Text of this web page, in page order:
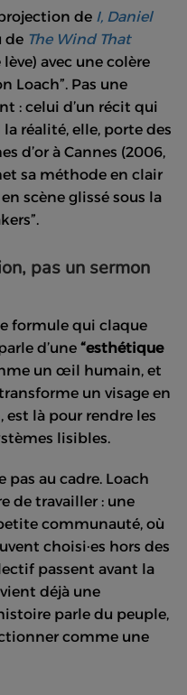
de I, Daniel
de The Wind That
lève) avec une colère
Loach”. Pas une
: celui d’un récit qui
réalité, elle, porte des
d’or à Cannes (2006,
sa méthode en clair
scène glissé sous la
pas un sermon
formule qui claque
d’une “esthétique
un œil humain, et
un visage en
est là pour rendre les
lisibles.
pas au cadre. Loach
de travailler : une
communauté, où
choisi·es hors des
passent avant la
déjà une
parle du peuple,
comme une